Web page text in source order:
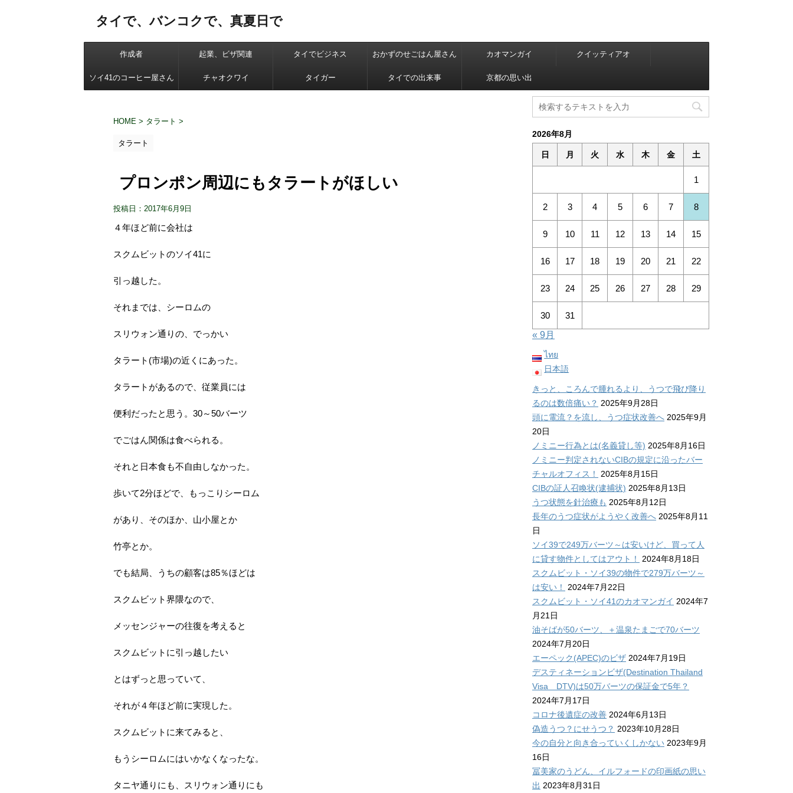
タイで、バンコクで、真夏日で
作成者 起業、ビザ関連 タイでビジネス おかずのせごはん屋さん カオマンガイ クイッティアオ
ソイ41のコーヒー屋さん チャオクワイ タイガー タイでの出来事 京都の思い出
HOME > タラート >
タラート
プロンポン周辺にもタラートがほしい
投稿日：2017年6月9日
４年ほど前に会社は
スクムビットのソイ41に
引っ越した。
それまでは、シーロムの
スリウォン通りの、でっかい
タラート(市場)の近くにあった。
タラートがあるので、従業員には
便利だったと思う。30～50バーツ
でごはん関係は食べられる。
それと日本食も不自由しなかった。
歩いて2分ほどで、もっこりシーロム
があり、そのほか、山小屋とか
竹亭とか。
でも結局、うちの顧客は85％ほどは
スクムビット界隈なので、
メッセンジャーの往復を考えると
スクムビットに引っ越したい
とはずっと思っていて、
それが４年ほど前に実現した。
スクムビットに来てみると、
もうシーロムにはいかなくなったな。
タニヤ通りにも、スリウォン通りにも
2026年8月
日 月 火 水 木 金 土
1
2 3 4 5 6 7 8
9 10 11 12 13 14 15
16 17 18 19 20 21 22
23 24 25 26 27 28 29
30
31
« 9月
ไทย
日本語
きっと、ころんで腫れるより、うつで飛び降り
るのは数倍痛い？ 2025年9月28日
頭に電流？を流し、うつ症状改善へ 2025年9月
20日
ノミニー行為とは(名義貸し等) 2025年8月16日
ノミニー判定されないCIBの規定に沿ったバー
チャルオフィス！
2025年8月15日
CIBの証人召喚状(逮捕状) 2025年8月13日
うつ状態を針治療も 2025年8月12日
長年のうつ症状がようやく改善へ 2025年8月11
日
ソイ39で249万バーツ～は安いけど、買って人
に貸す物件としてはアウト！
2024年8月18日
スクムビット・ソイ39の物件で279万バーツ～
は安い！
2024年7月22日
スクムビット・ソイ41のカオマンガイ 2024年7
月21日
油そばが50バーツ、＋温泉たまごで70バーツ
2024年7月20日
エーペック(APEC)のビザ 2024年7月19日
デスティネーションビザ(Destination Thailand
Visa DTV)は50万バーツの保証金で5年？
2024年7月17日
コロナ後遺症の改善 2024年6月13日
偽造うつ？にせうつ？ 2023年10月28日
今の自分と向き合っていくしかない 2023年9月
16日
冨美家のうどん、イルフォードの印画紙の思い
出 2023年8月31日